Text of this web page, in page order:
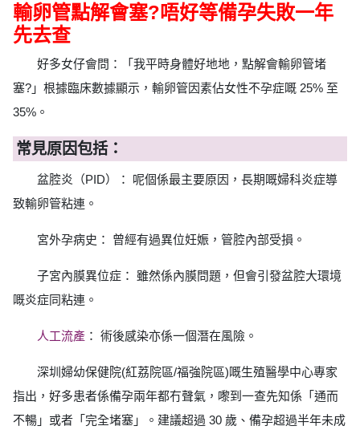
輸卵管點解會塞?唔好等備孕失敗一年
先去查
好多女仔會問：「我平時身體好地地，點解會輸卵管堵
塞?」根據臨床數據顯示，輸卵管因素佔女性不孕症嘅 25% 至
35%。
常見原因包括：
盆腔炎（PID）： 呢個係最主要原因，長期嘅婦科炎症導
致輸卵管粘連。
宮外孕病史： 曾經有過異位妊娠，管腔內部受損。
子宮內膜異位症： 雖然係內膜問題，但會引發盆腔大環境
嘅炎症同粘連。
人工流產 ： 術後感染亦係一個潛在風險。
深圳婦幼保健院(紅荔院區/福強院區)嘅生殖醫學中心專家
指出，好多患者係備孕兩年都冇聲氣，嚟到一查先知係「通而
不暢」或者「完全堵塞」。建議超過 30 歲、備孕超過半年未成